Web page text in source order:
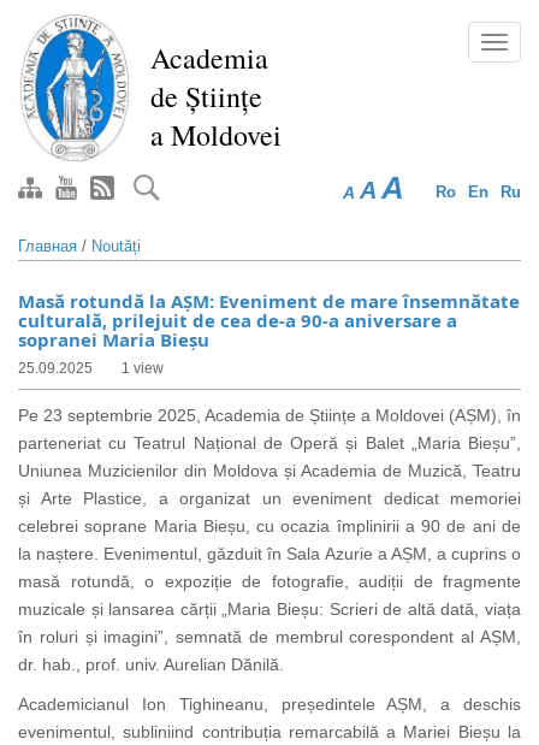
Перейти
основному
содержанию
Academia
de Științe
a Moldovei
Ro En Ru
A A A
Главная / Noutăți
Masă rotundă la AȘM: Eveniment de mare însemnătate
culturală, prilejuit de cea de-a 90-a aniversare a
sopranei Maria Bieșu
25.09.2025 1 view
Pe 23 septembrie 2025, Academia de Științe a Moldovei (AȘM), în
parteneriat cu Teatrul Național de Operă și Balet „Maria Bieșu”,
Uniunea Muzicienilor din Moldova și Academia de Muzică, Teatru
și Arte Plastice, a organizat un eveniment dedicat memoriei
celebrei soprane Maria Bieșu, cu ocazia împlinirii a 90 de ani de
la naștere. Evenimentul, găzduit în Sala Azurie a AȘM, a cuprins o
masă rotundă, o expoziție de fotografie, audiții de fragmente
muzicale și lansarea cărții „Maria Bieșu: Scrieri de altă dată, viața
în roluri și imagini”, semnată de membrul corespondent al AȘM,
dr. hab., prof. univ. Aurelian Dănilă.
Academicianul Ion Tighineanu, președintele AȘM, a deschis
evenimentul, subliniind contribuția remarcabilă a Mariei Bieșu la